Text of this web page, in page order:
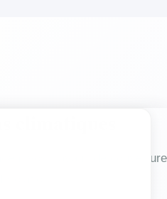
vos travaux de couverture